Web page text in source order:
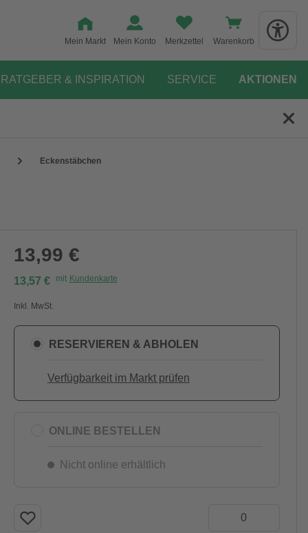
Mein Markt Mein Konto Merkzettel Warenkorb
RATGEBER & INSPIRATION SERVICE AKTIONEN
Eckenstäbchen
13,99 €
13,57 € mit Kundenkarte
Inkl. MwSt.
RESERVIEREN & ABHOLEN
Verfügbarkeit im Markt prüfen
ONLINE BESTELLEN
Nicht online erhältlich